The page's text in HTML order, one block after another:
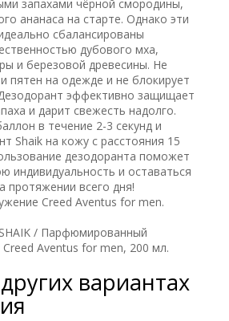
запахами чёрной смородины,
ананаса на старте. Однако эти
сбалансированы
дубового мха,
и березовой древесины. Не
пятен на одежде и не блокирует
эффективно защищает
и дарит свежесть надолго.
в течение 2-3 секунд и
Shaik на кожу с расстояния 15
дезодоранта поможет
индивидуальность и оставаться
всего дня!
Creed Aventus for men.
/ Парфюмированный
Aventus for men, 200 мл.
вариантах